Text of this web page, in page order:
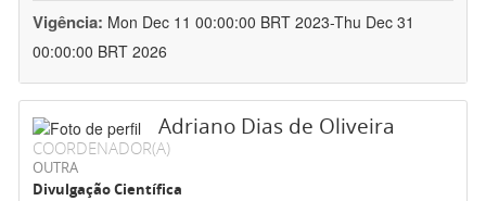
Vigência: Mon Dec 11 00:00:00 BRT 2023-Thu Dec 31
00:00:00 BRT 2026
Adriano Dias de Oliveira
COORDENADOR(A)
OUTRA
Divulgação Científica